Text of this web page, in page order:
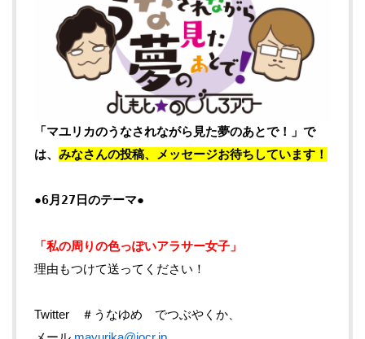
「マユリカのうなされながら見た夢のあとで！」で
は、 みなさんの投稿、メッセージお待ちしています！
●6月27日のテーマ●
「私の周りの色っぽいアラサー女子」
理由もつけて送ってください！
Twitter ＃うなゆめ でつぶやくか、